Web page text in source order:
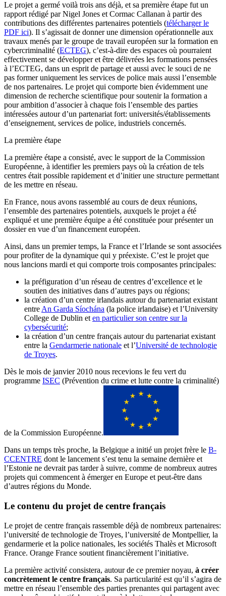
Le projet a germé voilà trois ans déjà, et sa première étape fut un
rapport rédigé par Nigel Jones et Cormac Callanan à partir des
contributions des différentes partenaires potentiels (télécharger le
PDF ici). Il s’agissait de donner une dimension opérationnelle aux
travaux menés par le groupe de travail européen sur la formation en
cybercriminalité (ECTEG), c’est-à-dire des espaces où pourraient
effectivement se développer et être délivrées les formations pensées
à l’ECTEG, dans un esprit de partage et aussi avec le souci de ne
pas former uniquement les services de police mais aussi l’ensemble
de nos partenaires. Le projet qui comporte bien évidemment une
dimension de recherche scientifique pour soutenir la formation a
pour ambition d’associer à chaque fois l’ensemble des parties
intéressées autour d’un partenariat fort: universités/établissements
d’enseignement, services de police, industriels concernés.
La première étape
La première étape a consisté, avec le support de la Commission
Européenne, à identifier les premiers pays où la création de tels
centres était possible rapidement et d’initier une structure permettant
de les mettre en réseau.
En France, nous avons rassemblé au cours de deux réunions,
l’ensemble des partenaires potentiels, auxquels le projet a été
expliqué et une première équipe a été constituée pour présenter un
dossier en vue d’un financement européen.
Ainsi, dans un premier temps, la France et l’Irlande se sont associées
pour profiter de la dynamique qui y préexiste. C’est le projet que
nous lancions mardi et qui comporte trois composantes principales:
la préfiguration d’un réseau de centres d’excellence et le
soutien des initiatives dans d’autres pays ou régions;
la création d’un centre irlandais autour du partenariat existant
entre An Garda Síochána (la police irlandaise) et l’University
College de Dublin et en particulier son centre sur la
cybersécurité;
la création d’un centre français autour du partenariat existant
entre la Gendarmerie nationale et l’Université de technologie
de Troyes.
Dès le mois de janvier 2010 nous recevions le feu vert du
programme ISEC (Prévention du crime et lutte contre la criminalité)
de la Commission Européenne.
Dans un temps très proche, la Belgique a initié un projet frère le B-
CCENTRE dont le lancement s’est tenu la semaine dernière et
l’Estonie ne devrait pas tarder à suivre, comme de nombreux autres
projets qui commencent à émerger en Europe et peut-être dans
d’autres régions du Monde.
Le contenu du projet de centre français
Le projet de centre français rassemble déjà de nombreux partenaires:
l’université de technologie de Troyes, l’université de Montpellier, la
gendarmerie et la police nationales, les sociétés Thalès et Microsoft
France. Orange France soutient financièrement l’initiative.
La première activité consistera, autour de ce premier noyau, à créer
concrètement le centre français. Sa particularité est qu’il s’agira de
mettre en réseau l’ensemble des parties prenantes qui partagent avec